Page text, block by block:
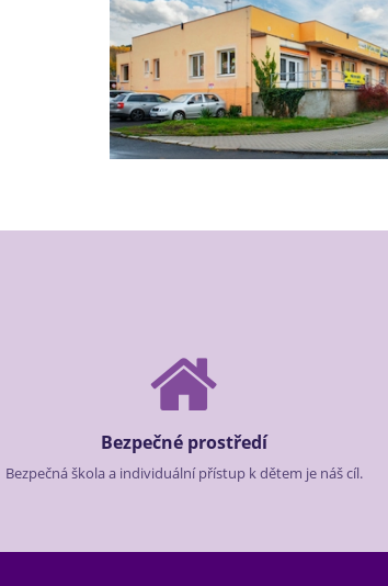
Bezpečné prostředí
Bezpečná škola a individuální přístup k dětem je náš cíl.